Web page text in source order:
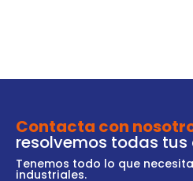
Contacta con
resolvemos todas
Tenemos todo lo que
industriales.